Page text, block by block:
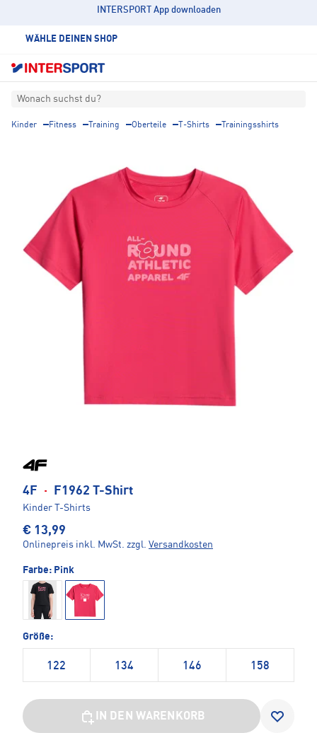
INTERSPORT App downloaden
WÄHLE DEINEN SHOP
Wonach suchst du?
Kinder Fitness Training Oberteile T-Shirts Trainingsshirts
4F · F1962 T-Shirt
Kinder T-Shirts
€ 13,99
Onlinepreis inkl. MwSt. zzgl. Versandkosten
Farbe: Pink
Größe:
122 134 146 158
IN DEN WARENKORB